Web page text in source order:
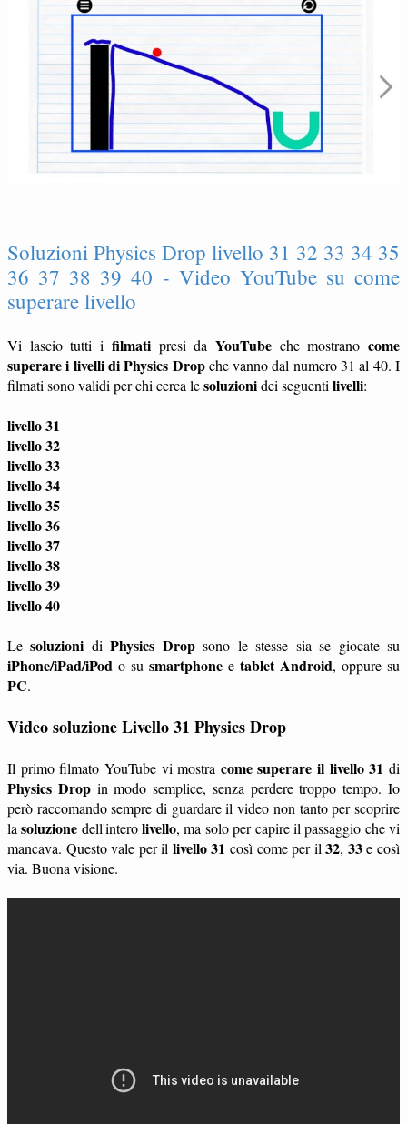
Soluzioni Physics Drop livello 31 32 33 34 35
36 37 38 39 40 - Video YouTube su come
superare livello
Vi lascio tutti i filmatipresi da YouTubeche mostranocome
superare i livelli di Physics Dropche vanno dal numero 31 al 40. I
filmati sono validi per chi cerca lesoluzionidei seguenti livelli:
livello 31
livello 32
livello 33
livello 34
livello 35
livello 36
livello 37
livello 38
livello 39
livello 40
Lesoluzioni diPhysics Dropsono le stesse sia se giocate su
iPhone/iPad/iPod o su smartphone e tablet Android, oppure su
PC.
Video soluzione Livello 31 Physics Drop
Il primo filmato YouTube vi mostra come superare il livello 31 di
Physics Dropin modo semplice, senza perdere troppo tempo. Io
però raccomando sempre di guardare il video non tanto per scoprire
lasoluzione dell'interolivello, ma solo per capire il passaggio che vi
mancava. Questo vale per il livello 31 così come per il32, 33e così
via. Buona visione.